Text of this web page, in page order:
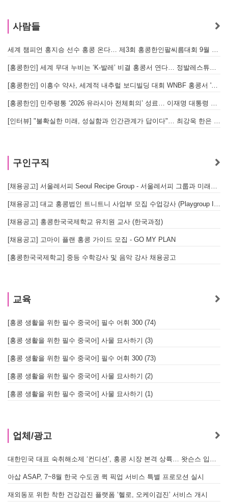
사람들
세계 챔피언 홍지승 선수 홍콩 온다… 제3회 홍콩한인팔씨름대회 9월 12일 개최
[홍콩한인] 세계 무대 누비는 ‘K-발레’ 비결 홍콩서 연다… 정발레스튜디오 개원
[홍콩한인] 이흥수 약사, 세계적 내추럴 보디빌딩 대회 WNBF 홍콩서 '마스터 부문 1위' 기염
[홍콩한인] 민주평통 ‘2026 유라시아 전체회의’ 성료… 이재명 대통령 참석으로 의미 더해
[인터뷰] "불확실한 미래, 성실함과 인간관계가 답이다"… 최강욱 한은 부소장이 청소년들에게 전하는 응원
구인구직
[채용공고] 서울레서피 Seoul Recipe Group - 서울레서피 그룹과 미래를 함께할 유능한 인재를 모십니다
[채용공고] 대교 홍콩법인 트니트니 사업부 모집 수업강사 (Playgroup Instructor)
[채용공고] 홍콩한국국제학교 유치원 교사 (한국과정)
[채용공고] 고마이 플랜 홍콩 가이드 모집 - GO MY PLAN
[홍콩한국국제학교] 중등 수학강사 및 음악 강사 채용공고
교육
[홍콩 생활을 위한 필수 중국어] 필수 어휘 300 (74)
[홍콩 생활을 위한 필수 중국어] 사물 묘사하기 (3)
[홍콩 생활을 위한 필수 중국어] 필수 어휘 300 (73)
[홍콩 생활을 위한 필수 중국어] 사물 묘사하기 (2)
[홍콩 생활을 위한 필수 중국어] 사물 묘사하기 (1)
업체/광고
대한민국 대표 숙취해소제 ‘컨디션’, 홍콩 시장 본격 상륙… 왓슨스 입점 기념 할인 행사 진행
아삽 ASAP, 7~8월 한국 수도권 퀵 픽업 서비스 특별 프로모션 실시
재외동포 위한 착한 건강검진 플랫폼 ‘헬로, 오케이검진’ 서비스 개시